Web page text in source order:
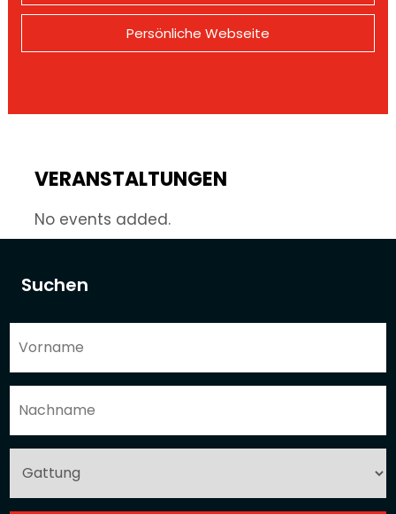
Suchen
Persönliche Webseite
VERANSTALTUNGEN
No events added.